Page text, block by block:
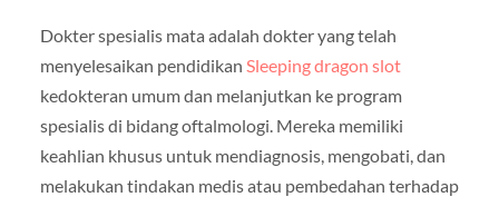
Dokter spesialis mata adalah dokter yang telah
menyelesaikan pendidikan Sleeping dragon slot
kedokteran umum dan melanjutkan ke program
spesialis di bidang oftalmologi. Mereka memiliki
keahlian khusus untuk mendiagnosis, mengobati, dan
melakukan tindakan medis atau pembedahan terhadap